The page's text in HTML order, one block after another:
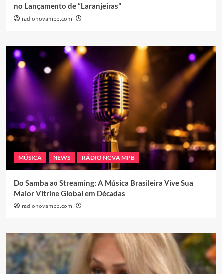
no Lançamento de “Laranjeiras”
radionovampb.com
MÚSICA NEWS RÁDIO NOVA MPB
Do Samba ao Streaming: A Música Brasileira Vive Sua
Maior Vitrine Global em Décadas
radionovampb.com